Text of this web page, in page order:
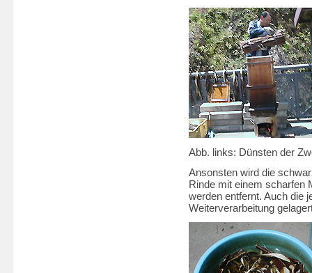
Abb. links: Dünsten der
Ansonsten wird die
Rinde mit einem scharfen
werden entfernt. Auch die
Weiterverarbeitung